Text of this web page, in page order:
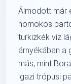
Álmodott már
homokos
türkizkék víz
árnyékában a
más, mint
igazi trópusi